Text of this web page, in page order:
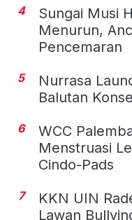
4
Sungai Musi
Menurun,
Pencemaran
5
Nurrasa
Balutan
6
WCC
Menstruasi
Cindo-Pads
7
KKN UIN
Lawan